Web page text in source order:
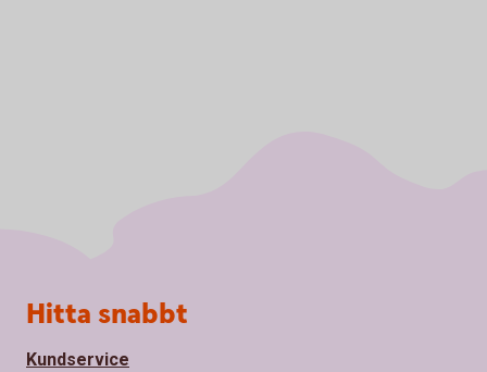
Sidfot
Hitta snabbt
Kundservice